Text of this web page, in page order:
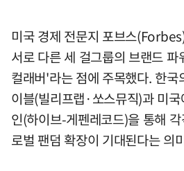
미국 경제 전문지 포브스
서로 다른 세 걸그룹의 브랜드
컬래버'라는 점에 주목했다. 한국
이블(빌리프랩·쏘스뮤직)과 미
인(하이브-게펜레코드)을 통해
로벌 팬덤 확장이 기대된다는 의